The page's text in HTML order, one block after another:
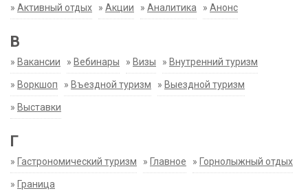
» Активный отдых » Акции » Аналитика » Анонс
В
» Вакансии » Вебинары » Визы » Внутренний туризм
» Воркшоп » Въездной туризм » Выездной туризм
» Выставки
Г
» Гастрономический туризм » Главное » Горнолыжный отдых
» Граница